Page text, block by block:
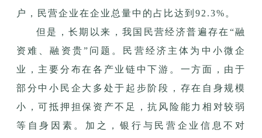
户，民营企业在企业总量中的占比达到92.3%。
但是，长期以来，我国民营经济普遍存在“融
资难、融资贵”问题。民营经济主体为中小微企
业，主要分布在各产业链中下游。一方面，由于
部分中小民企大多处于起步阶段，存在自身规模
小，可抵押担保资产不足，抗风险能力相对较弱
等自身因素。加之，银行与民营企业信息不对